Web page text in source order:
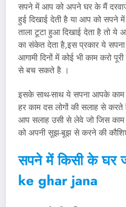
सपने में आप को अपने घर के मैं
हुई दिखाई देती है या आप को सपने
ताला टूटा हुआ दिखाई देता है तो ये
का संकेत देता है,इस प्रकार ये
आगामी दिनों में कोई भी काम करो पूरी
से बच सकते है ।
इसके साथ-साथ ये सपना आपके
हर काम दस लोगों की सलाह से करते
आप सलाह उसी से लेवे जो जिस काम
को अपनी सूझ-बूझ से करने की
सपने में किसी के घर
ke ghar jana